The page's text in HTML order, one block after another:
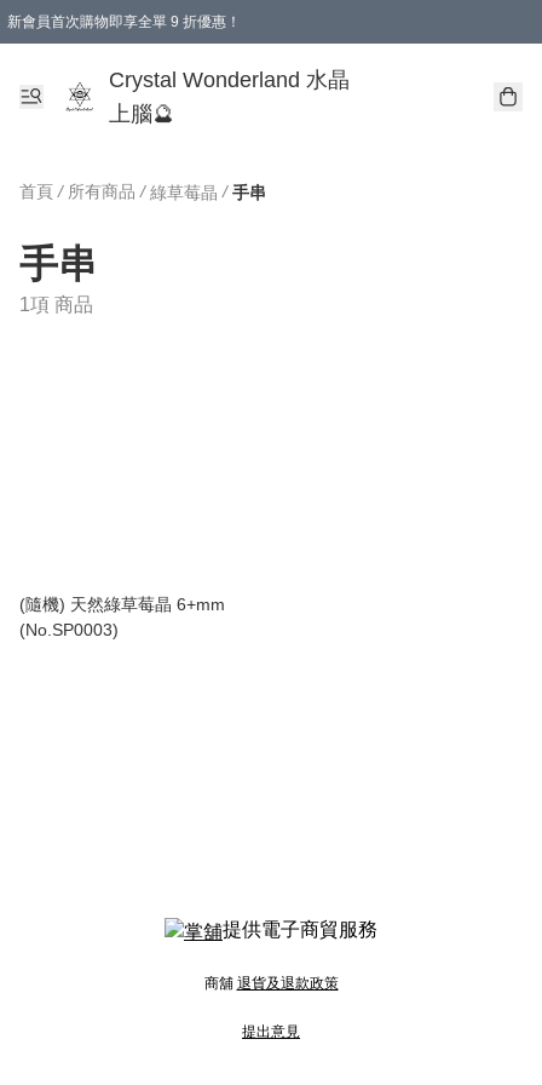
新會員首次購物即享全單 9 折優惠！
Crystal Wonderland 水晶
上腦🔮
首頁 / 所有商品 / 綠草莓晶 / 手串
手串
1項 商品
(隨機) 天然綠草莓晶 6+mm
(No.SP0003)
提供電子商貿服務
商舖 退貨及退款政策
提出意見